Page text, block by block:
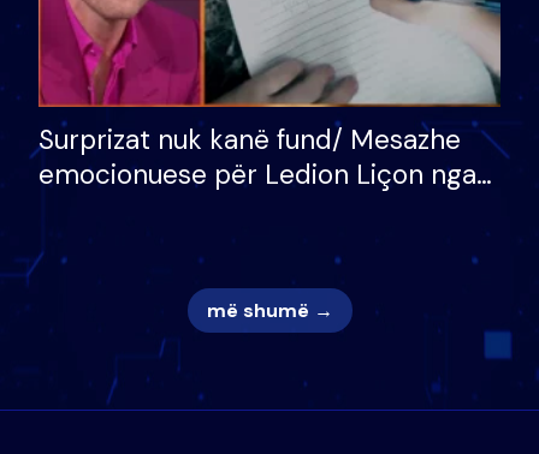
Surprizat nuk kanë fund/ Mesazhe
emocionuese për Ledion Liçon nga
nuk i mban dot lotët: Nuk meritoj…
më shumë →